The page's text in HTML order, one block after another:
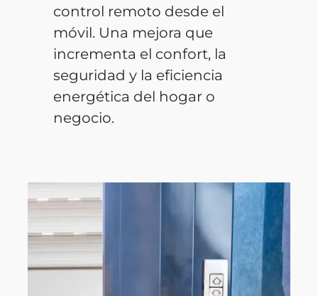
control remoto desde el
móvil. Una mejora que
incrementa el confort, la
seguridad y la eficiencia
energética del hogar o
negocio.